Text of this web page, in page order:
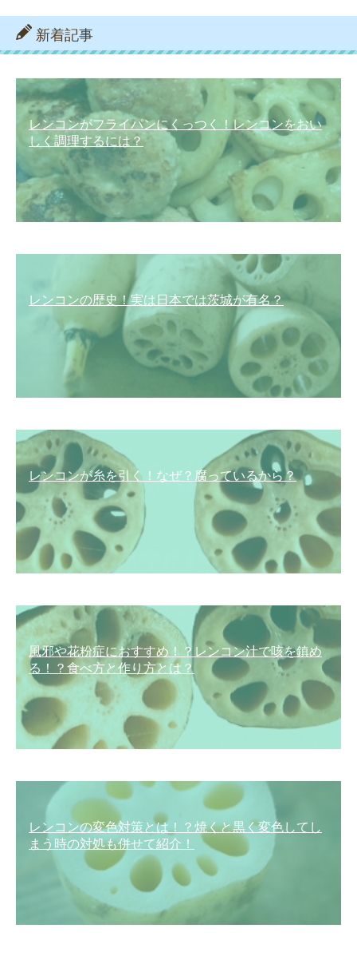
新着記事
レンコンがフライパンにくっつく！レンコンをおい
しく調理するには？
レンコンの歴史！実は日本では茨城が有名？
レンコンが糸を引く！なぜ？腐っているから？
風邪や花粉症におすすめ！？レンコン汁で咳を鎮め
る！？食べ方と作り方とは？
レンコンの変色対策とは！？焼くと黒く変色してし
まう時の対処も併せて紹介！